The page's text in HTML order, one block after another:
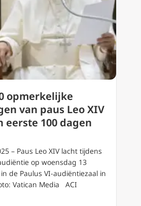
opmerkelijke
van paus Leo XIV
eerste 100 dagen
– Paus Leo XIV lacht tijdens
op woensdag 13
de Paulus VI-audiëntiezaal in
Vatican Media ACI